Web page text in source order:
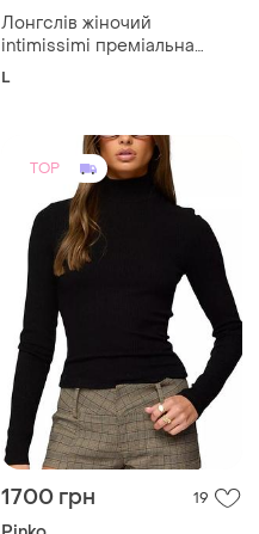
Лонгслів жіночий
intimissimi преміальна
бавовна supima легка тонка
L
TOP
1700 грн 19